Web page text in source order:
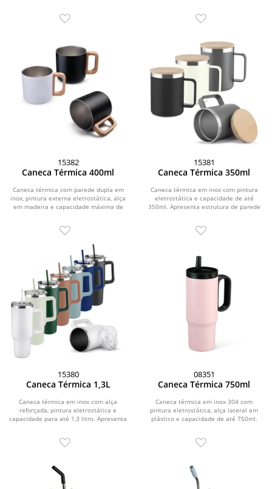
15382
Caneca Térmica 400ml
Caneca térmica com parede dupla em
inox, pintura externa eletrostática, alça
em madeira e capacidade máxima de
15381
Caneca Térmica 350ml
Caneca térmica em inox com pintura
eletrostática e capacidade de até
350ml. Apresenta estrutura de parede
15380
Caneca Térmica 1,3L
Caneca térmica em inox com alça
reforçada, pintura eletrostática e
capacidade para até 1,3 litro. Apresenta
08351
Caneca Térmica 750ml
Caneca térmica em inox 304 com
pintura eletrostática, alça lateral em
plástico e capacidade de até 750ml.